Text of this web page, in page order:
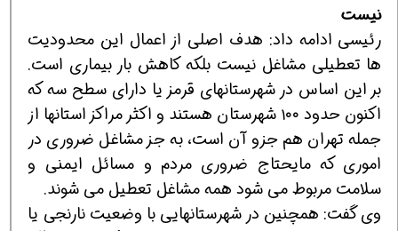
نیست
رئیسی ادامه داد: هدف اصلی از اعمال این محدودیت
ها تعطیلی مشاغل نیست بلکه کاهش بار بیماری است.
بر این اساس در شهرستانهای قرمز یا دارای سطح سه که
اکنون حدود ۱۰۰ شهرستان هستند و اکثر مراکز استانها از
جمله تهران هم جزو آن است، به جز مشاغل ضروری در
اموری که مایحتاج ضروری مردم و مسائل ایمنی و
سلامت مربوط می شود همه مشاغل تعطیل می شوند.
وی گفت: همچنین در شهرستانهایی با وضعیت نارنجی یا